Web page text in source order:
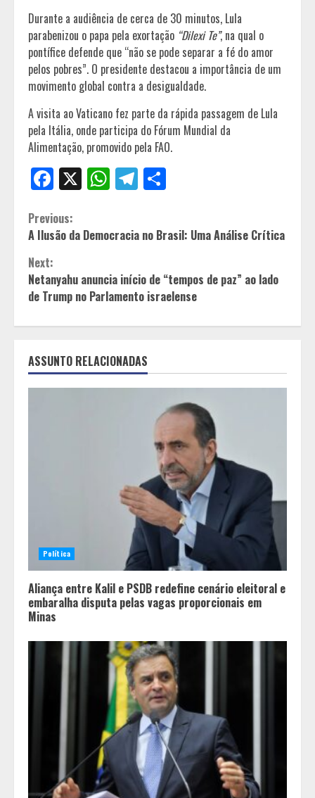
Durante a audiência de cerca de 30 minutos, Lula
parabenizou o papa pela exortação “Dilexi Te”, na qual o
pontífice defende que “não se pode separar a fé do amor
pelos pobres”. O presidente destacou a importância de um
movimento global contra a desigualdade.
A visita ao Vaticano fez parte da rápida passagem de Lula
pela Itália, onde participa do Fórum Mundial da
Alimentação, promovido pela FAO.
Facebook
X WhatsApp
Telegram
Continue
Reading
Previous:
A Ilusão da Democracia no Brasil: Uma Análise Crítica
Next:
Netanyahu anuncia início de “tempos de paz” ao lado
de Trump no Parlamento israelense
ASSUNTO RELACIONADAS
Política
Aliança entre Kalil e PSDB redefine cenário eleitoral e
embaralha disputa pelas vagas proporcionais em
Minas